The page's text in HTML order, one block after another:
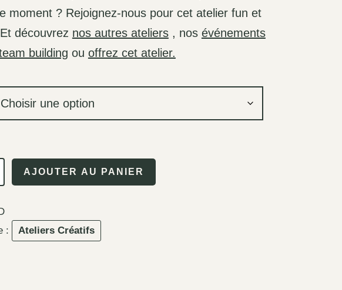
moment ? Rejoignez-nous pour cet atelier fun et
découvrez nos autres ateliers, nos événements
building ou offrez cet atelier.
AJOUTER AU PANIER
:
Ateliers Créatifs